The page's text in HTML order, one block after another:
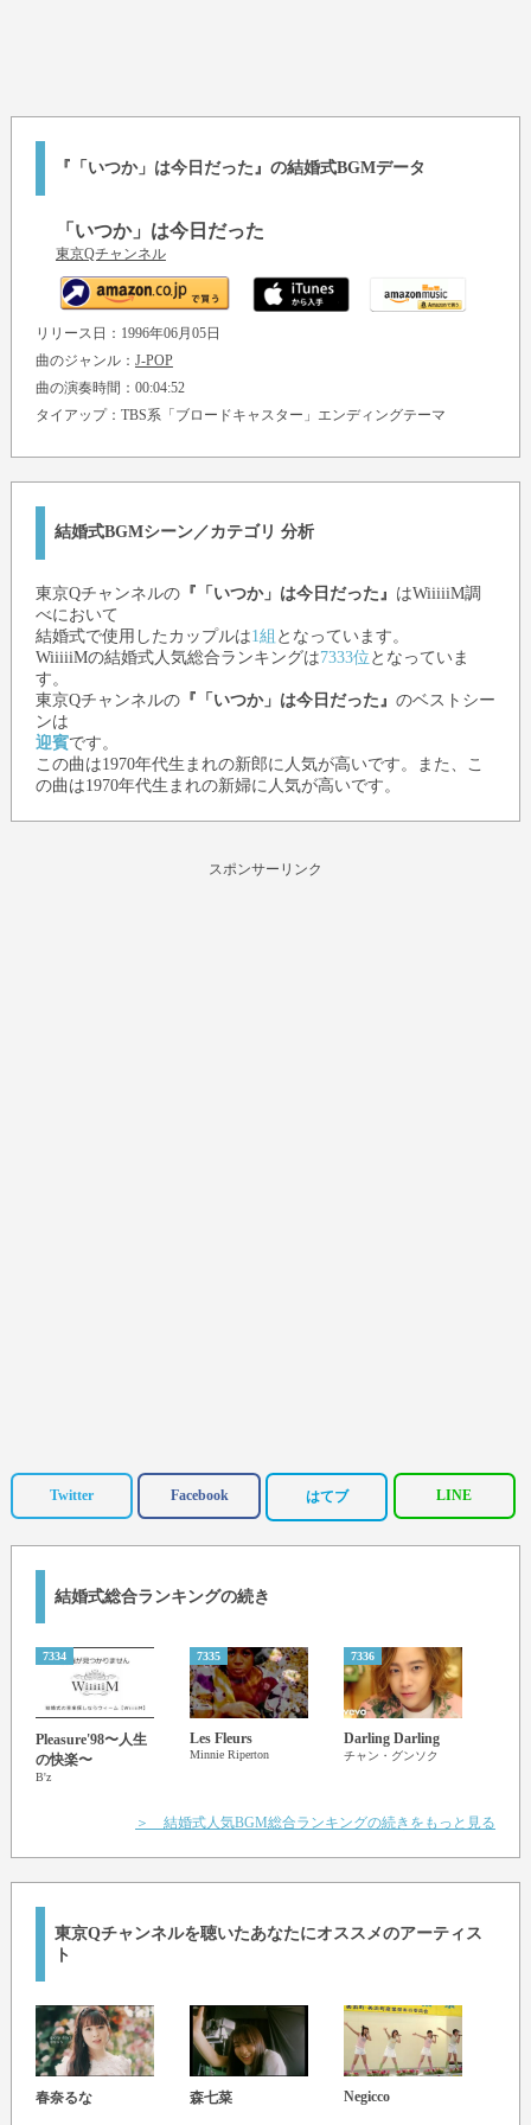
『「いつか」は今日だった』の結婚式BGMデータ
「いつか」は今日だった
東京Qチャンネル
リリース日：1996年06月05日
曲のジャンル： J-POP
曲の演奏時間：00:04:52
タイアップ：TBS系「ブロードキャスター」エンディングテーマ
結婚式BGMシーン／カテゴリ 分析
東京Qチャンネルの『「いつか」は今日だった』 はWiiiiiM調
べにおいて
結婚式で使用したカップルは1組 となっています。
WiiiiiMの結婚式人気総合ランキングは7333位 となっていま
す。
東京Qチャンネルの『「いつか」は今日だった』 のベストシー
ンは
迎賓です。
この曲は1970年代生まれの新郎に人気が高いです。また、こ
の曲は1970年代生まれの新婦に人気が高いです。
スポンサーリンク
Twitter Facebook はてブ LINE
結婚式総合ランキングの続き
7334
Pleasure'98〜人生
の快楽〜
B'z
7335
Les Fleurs
Minnie Riperton
7336
Darling Darling
チャン・グンソク
＞ 結婚式人気BGM総合ランキングの続きをもっと見る
東京Qチャンネルを聴いたあなたにオススメのアーティス
ト
春奈るな 森七菜 Negicco